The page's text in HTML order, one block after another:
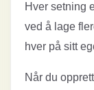
Hver setning
ved å lage
hver på sitt
Når du